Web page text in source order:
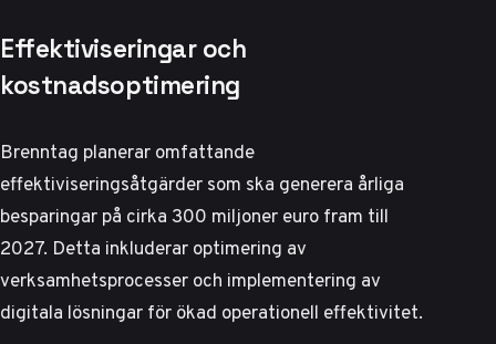
Effektiviseringar och
kostnadsoptimering
Brenntag planerar omfattande
effektiviseringsåtgärdersom ska generera årliga
besparingar på cirka 300 miljoner euro fram till
2027. Detta inkluderar optimering av
verksamhetsprocesser och implementering av
digitala lösningar för ökad operationell effektivitet.